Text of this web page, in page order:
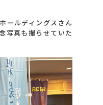
ールディングスさん
写真も撮らせていた